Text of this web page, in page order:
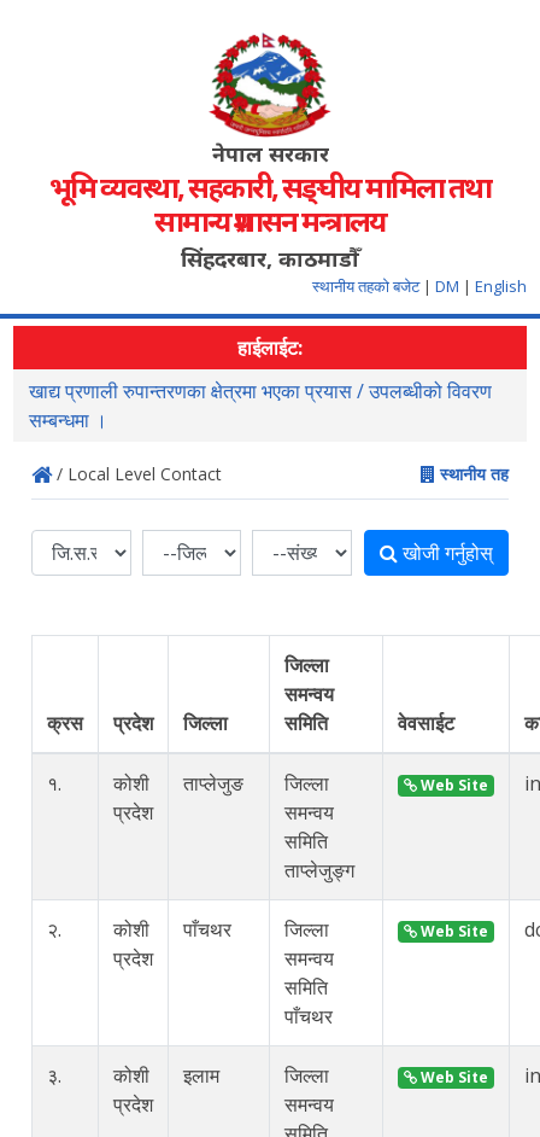
नेपाल सरकार
भूमि व्यवस्था, सहकारी, सङ्‍घीय मामिला तथा
सामान्य प्रशासन मन्त्रालय
सिंहदरबार, काठमाडौँ
स्थानीय तहको बजेट | DM | English
हाईलाईट:
खाद्य प्रणाली रुपान्तरणका क्षेत्रमा भएका प्रयास / उपलब्धीको विवरण
सम्बन्धमा ।
/ Local Level Contact स्थानीय तह
खोजी गर्नुहोस्
क्रस प्रदेश जिल्ला
जिल्ला
समन्वय
समिति
वेवसाईट
१.
कोशी
प्रदेश
ताप्लेजुङ
जिल्ला
समन्वय
समिति
ताप्लेजुङ्ग
Web Site
२.
कोशी
प्रदेश
पाँचथर
जिल्ला
समन्वय
समिति
पाँचथर
Web Site
३.
कोशी
प्रदेश
इलाम
जिल्ला
समन्वय
Web Site